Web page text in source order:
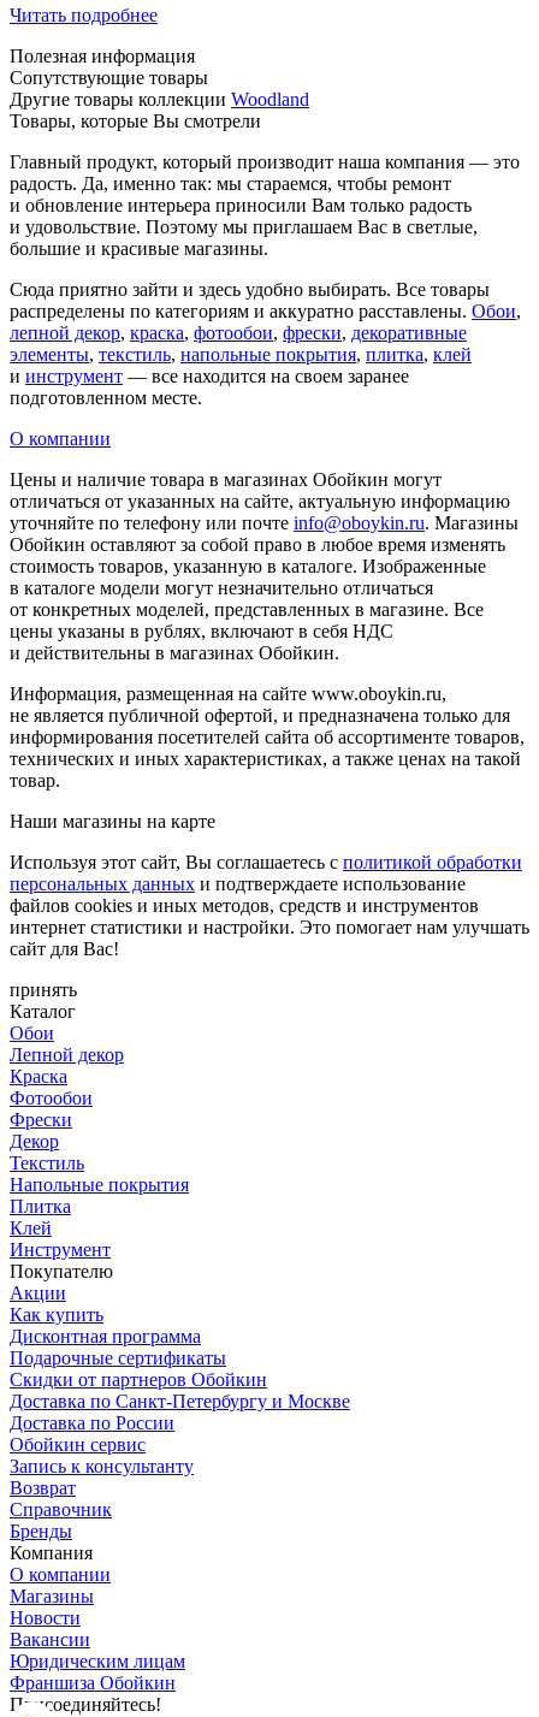
Читать подробнее
Полезная информация
Сопутствующие товары
Другие товары коллекции Woodland
Товары, которые Вы смотрели
Главный продукт, который производит наша компания — это
радость. Да, именно так: мы стараемся, чтобы ремонт
и обновление интерьера приносили Вам только радость
и удовольствие. Поэтому мы приглашаем Вас в светлые,
большие и красивые магазины.
Сюда приятно зайти и здесь удобно выбирать. Все товары
распределены по категориям и аккуратно расставлены. Обои,
лепной декор, краска, фотообои, фрески, декоративные
элементы, текстиль, напольные покрытия, плитка, клей
и инструмент — все находится на своем заранее
подготовленном месте.
О компании
Цены и наличие товара в магазинах Обойкин могут
отличаться от указанных на сайте, актуальную информацию
уточняйте по телефону или почте info@oboykin.ru. Магазины
Обойкин оставляют за собой право в любое время изменять
стоимость товаров, указанную в каталоге. Изображенные
в каталоге модели могут незначительно отличаться
от конкретных моделей, представленных в магазине. Все
цены указаны в рублях, включают в себя НДС
и действительны в магазинах Обойкин.
Информация, размещенная на сайте www.oboykin.ru,
не является публичной офертой, и предназначена только для
информирования посетителей сайта об ассортименте товаров,
технических и иных характеристиках, а также ценах на такой
товар.
Наши магазины на карте
Используя этот сайт, Вы соглашаетесь с политикой обработки
персональных данных и подтверждаете использование
файлов cookies и иных методов, средств и инструментов
интернет статистики и настройки. Это помогает нам улучшать
сайт для Вас!
принять
Каталог
Обои
Лепной декор
Краска
Фотообои
Фрески
Декор
Текстиль
Напольные покрытия
Плитка
Клей
Инструмент
Покупателю
Акции
Как купить
Дисконтная программа
Подарочные сертификаты
Скидки от партнеров Обойкин
Доставка по Санкт-Петербургу и Москве
Доставка по России
Обойкин сервис
Запись к консультанту
Возврат
Справочник
Бренды
Компания
О компании
Магазины
Новости
Вакансии
Юридическим лицам
Франшиза Обойкин
Присоединяйтесь!